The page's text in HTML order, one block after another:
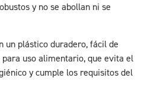
y no se abollan ni se
un plástico duradero, fácil de
uso alimentario, que evita el
y cumple los requisitos del